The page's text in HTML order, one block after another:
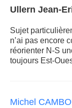
Ullern Jean-
Sujet
n’ai pas encore
réorienter N-S
toujours Est-
Michel